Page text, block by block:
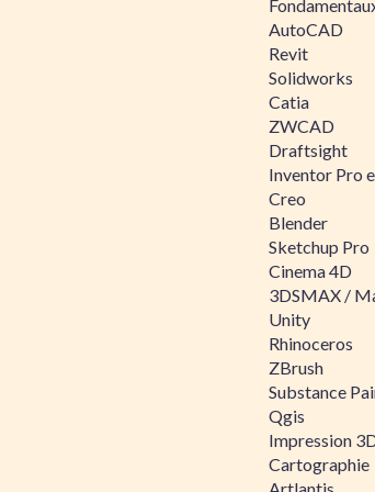
AutoCAD
Revit
Solidworks
Catia
ZWCAD
Draftsight
Inventor Pro
Creo
Blender
Sketchup Pro
Cinema 4D
3DSMAX /
Unity
Rhinoceros
ZBrush
Substance
Qgis
Impression
Cartographie